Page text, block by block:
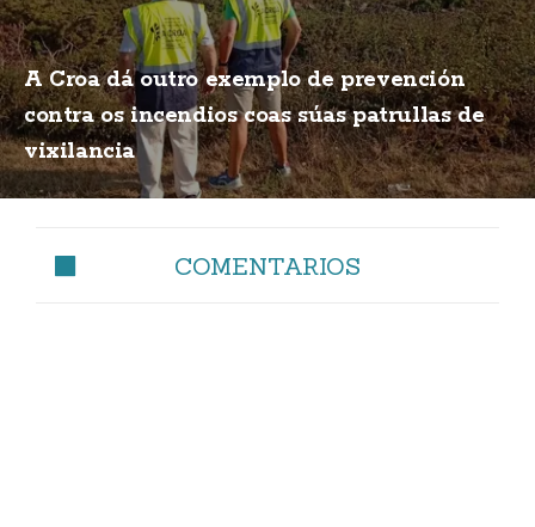
A Croa dá outro exemplo de prevención
contra os incendios coas súas patrullas de
vixilancia
COMENTARIOS